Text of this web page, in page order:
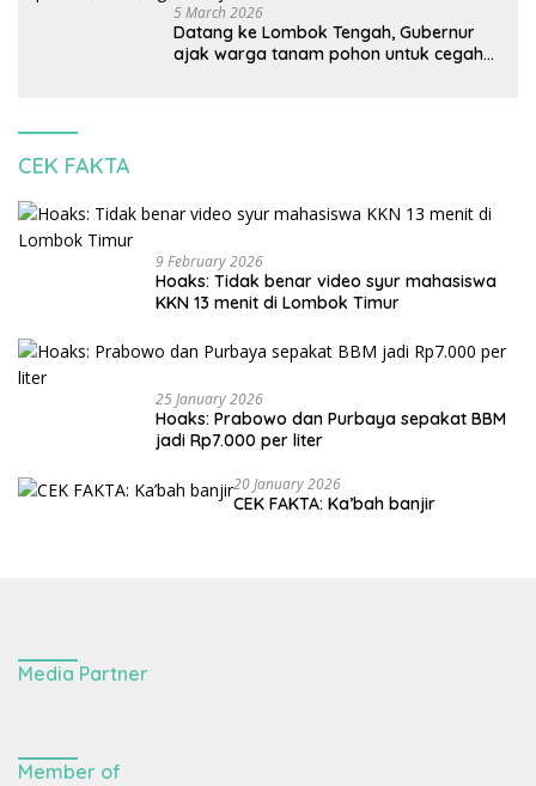
5 March 2026
Datang ke Lombok Tengah, Gubernur
ajak warga tanam pohon untuk cegah
CEK FAKTA
9 February 2026
Hoaks: Tidak benar video syur mahasiswa
KKN 13 menit di Lombok Timur
25 January 2026
Hoaks: Prabowo dan Purbaya sepakat BBM
jadi Rp7.000 per liter
20 January 2026
CEK FAKTA: Ka’bah banjir
Media Partner
Member of